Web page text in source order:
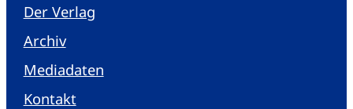
Der Verlag
Archiv
Mediadaten
Kontakt